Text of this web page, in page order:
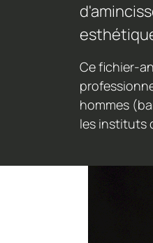
Ce fichier-
hommes
les instituts